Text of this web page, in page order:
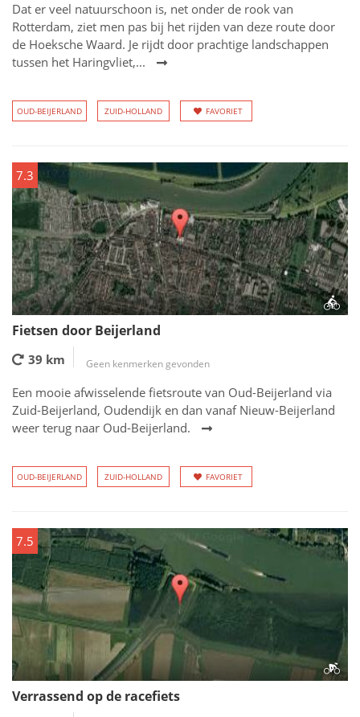
Dat er veel natuurschoon is, net onder de rook van
Rotterdam, ziet men pas bij het rijden van deze route door
de Hoeksche Waard. Je rijdt door prachtige landschappen
tussen het Haringvliet,...
OUD-BEIJERLAND ZUID-HOLLAND FAVORIET
7.3
Fietsen door Beijerland
39 km Geen kenmerken gevonden
Een mooie afwisselende fietsroute van Oud-Beijerland via
Zuid-Beijerland, Oudendijk en dan vanaf Nieuw-Beijerland
weer terug naar Oud-Beijerland.
OUD-BEIJERLAND ZUID-HOLLAND FAVORIET
7.5
Verrassend op de racefiets